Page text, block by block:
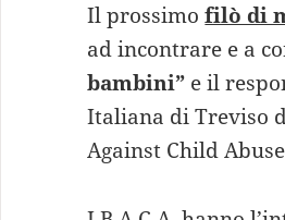
Il prossimofilò di
ad incontrare e a
bambini” e il
Italiana di Treviso
Against Child